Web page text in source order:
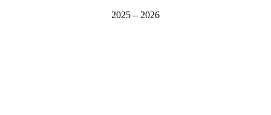
2025 – 2026